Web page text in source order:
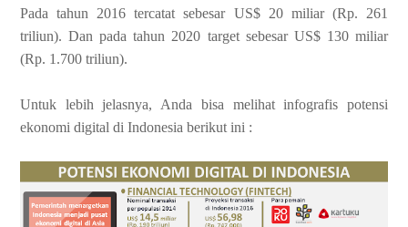
Pada tahun 2016 tercatat sebesar US$ 20 miliar (Rp. 261
triliun). Dan pada tahun 2020 target sebesar US$ 130 miliar
(Rp. 1.700 triliun).
Untuk lebih jelasnya, Anda bisa melihat infografis potensi
ekonomi digital di Indonesia berikut ini :